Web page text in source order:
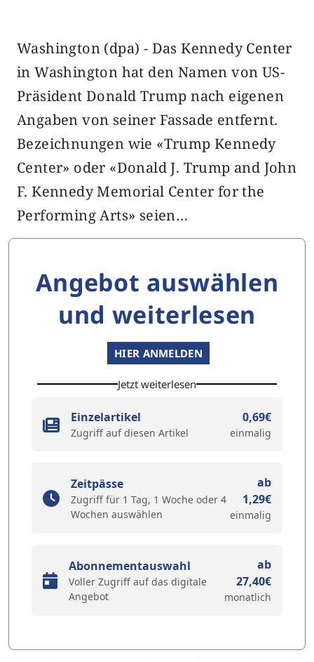
Washington (dpa) - Das Kennedy Center
in Washington hat den Namen von US-
Präsident Donald Trump nach eigenen
Angaben von seiner Fassade entfernt.
Bezeichnungen wie «Trump Kennedy
Center» oder «Donald J. Trump and John
F. Kennedy Memorial Center for the
Performing Arts» seien…
Angebot auswählen
und weiterlesen
HIER ANMELDEN
Jetzt weiterlesen
Einzelartikel
Zugriff auf diesen Artikel
0,69€
einmalig
Zeitpässe
Zugriff für 1 Tag, 1 Woche oder 4
Wochen auswählen
ab
1,29€
einmalig
Abonnementauswahl
Voller Zugriff auf das digitale
Angebot
ab
27,40€
monatlich